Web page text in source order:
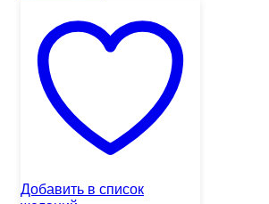
Добавить в список